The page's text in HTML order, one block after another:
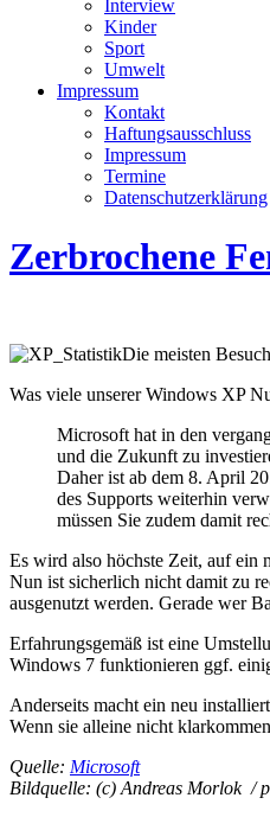
Interview
Kinder
Sport
Umwelt
Impressum
Kontakt
Haftungsausschluss
Impressum
Termine
Datenschutzerklärung
Zerbrochene
Die meisten
Was viele unserer Windows XP
Microsoft hat in den
und die Zukunft zu
Daher ist ab dem 8. April
des Supports weiterhin
müssen Sie zudem damit
Es wird also höchste Zeit, auf ein
Nun ist sicherlich nicht damit zu
ausgenutzt werden. Gerade wer
Erfahrungsgemäß ist eine
Windows 7 funktionieren ggf.
Anderseits macht ein neu
Wenn sie alleine nicht
Quelle: Microsoft
Bildquelle: (c) Andreas Morlok /